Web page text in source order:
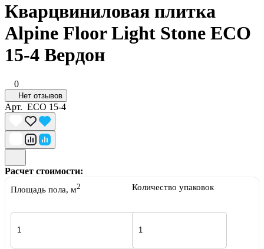
Кварцвиниловая плитка
Alpine Floor Light Stone ECO
15-4 Вердон
0
Нет отзывов
Арт. ECO 15-4
Расчет стоимости:
Площадь пола, м2 Количество упаковок